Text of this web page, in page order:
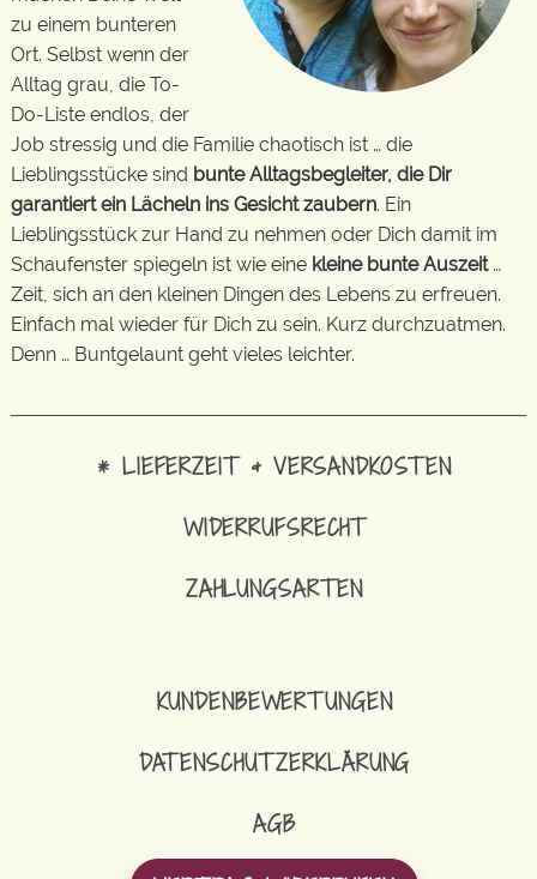
zu einem bunteren
Ort. Selbst wenn der
Alltag grau, die To-
Do-Liste endlos, der
Job stressig und die Familie chaotisch ist … die
Lieblingsstücke sind bunte Alltagsbegleiter, die Dir
garantiert ein Lächeln ins Gesicht zaubern. Ein
Lieblingsstück zur Hand zu nehmen oder Dich damit im
Schaufenster spiegeln ist wie eine kleine bunte Auszeit…
Zeit, sich an den kleinen Dingen des Lebens zu erfreuen.
Einfach mal wieder für Dich zu sein. Kurz durchzuatmen.
Denn … Buntgelaunt geht vieles leichter.
* LIEFERZEIT & VERSANDKOSTEN
WIDERRUFSRECHT
ZAHLUNGSARTEN
KUNDENBEWERTUNGEN
DATENSCHUTZERKLÄRUNG
AGB